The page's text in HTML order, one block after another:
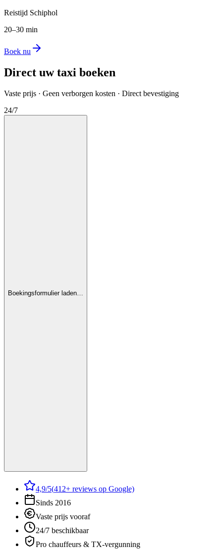
Reistijd Schiphol
20–30 min
Boek nu
Direct uw taxi boeken
Vaste prijs · Geen verborgen kosten · Direct bevestiging
24/7
Boekingsformulier laden…
4,9/5(412+ reviews op Google)
Sinds 2016
Vaste prijs vooraf
24/7 beschikbaar
Pro chauffeurs & TX-vergunning